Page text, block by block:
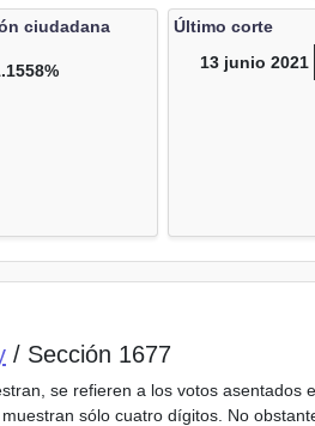
ciudadana
Último corte
13 junio 2021
/ Sección 1677
se refieren a los votos asentados
sólo cuatro dígitos. No